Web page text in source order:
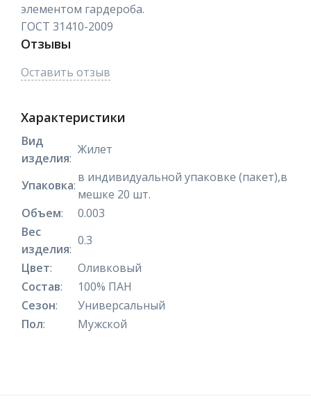
элементом гардероба.
ГОСТ 31410-2009
Отзывы
Оставить отзыв
Характеристики
Вид
изделия:
Жилет
Упаковка:
в индивидуальной упаковке (пакет),в
мешке 20 шт.
Объем:
0.003
Вес
изделия:
0.3
Цвет:
Оливковый
Состав:
100% ПАН
Сезон:
Универсальный
Пол: Мужской